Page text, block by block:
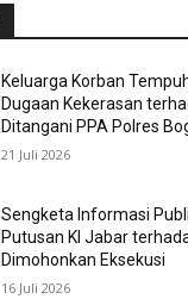
Keluarga Korban
Dugaan Kekerasan
Ditangani PPA Polres
21 Juli 2026
Sengketa Informasi
Putusan KI Jabar
Dimohonkan Eksekusi
16 Juli 2026